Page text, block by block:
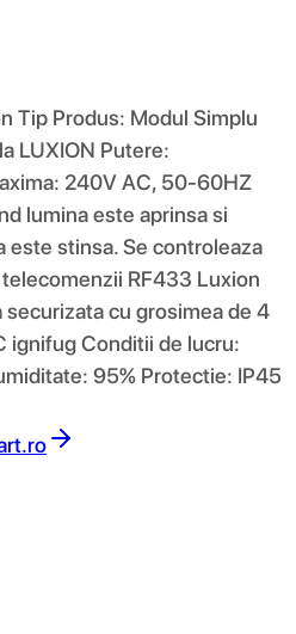
Tip Produs: Modul Simplu
LUXION Putere:
240V AC, 50-60HZ
lumina este aprinsa si
este stinsa. Se controleaza
RF433 Luxion
securizata cu grosimea de 4
ignifug Conditii de lucru:
95% Protectie: IP45